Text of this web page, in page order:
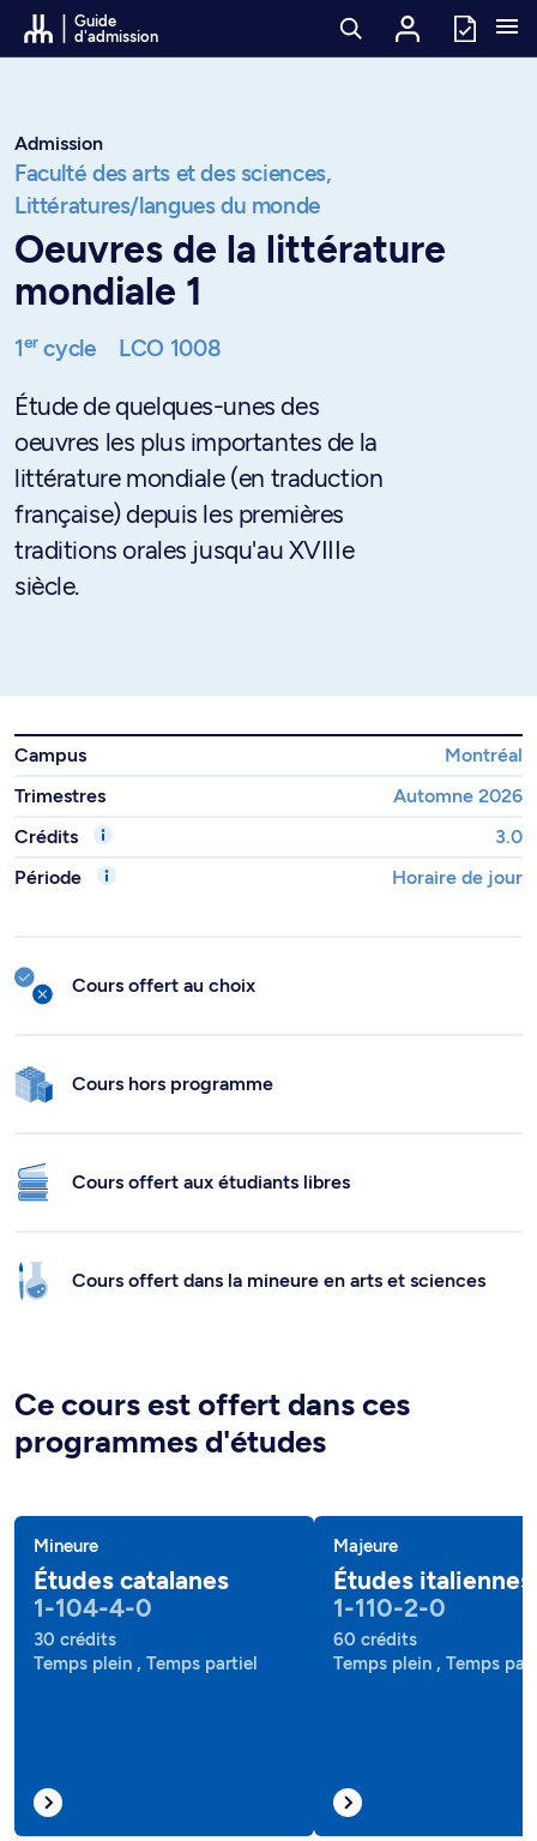
Passer au contenu
Guide
d'admission
Admission
Faculté des arts et des sciences,
Littératures/langues du monde
Oeuvres de la littérature
mondiale 1
1ercycle LCO 1008
Étude de quelques-unes des
oeuvres les plus importantes de la
littérature mondiale (en traduction
française) depuis les premières
traditions orales jusqu'au XVIIIe
siècle.
Campus
Montréal
Trimestres
Automne 2026
Crédits
3.0
Période
Horaire de jour
Cours offert au choix
Cours hors programme
Cours offert aux étudiants libres
Cours offert dans la mineure en arts et sciences
Ce cours est offert dans ces
programmes d'études
Mineure
Études catalanes
1-104-4-0
30 crédits
Temps plein , Temps partiel
Majeure
Études italiennes
1-110-2-0
60 crédits
Temps plein , Temps